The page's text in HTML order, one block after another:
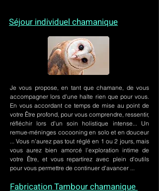
Séjour individuel chamanique
Je vous propose, en tant que chamane, de vous
accompagner lors d'une halte rien que pour vous.
En vous accordant ce temps de mise au point de
votre Être profond, pour vous comprendre, ressentir,
réfléchir lors d'un soin holistique intense... Un
remue-méninges cocooning en solo et en douceur
... Vous n'aurez pas tout réglé en 1 ou 2 jours, mais
vous aurez bien amorcé l'exploration intime de
votre Être, et vous repartirez avec plein d'outils
pour vous permettre de continuer d'avancer ...
Fabrication Tambour chamanique